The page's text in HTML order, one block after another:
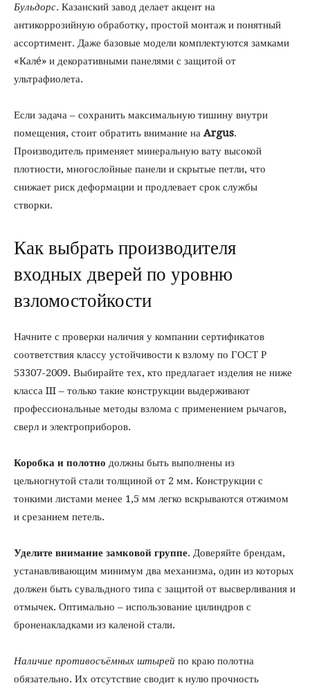
Бульдорс. Казанский завод делает акцент на
антикоррозийную обработку, простой монтаж и понятный
ассортимент. Даже базовые модели комплектуются замками
«Калé» и декоративными панелями с защитой от
ультрафиолета.
Если задача – сохранить максимальную тишину внутри
помещения, стоит обратить внимание на Argus.
Производитель применяет минеральную вату высокой
плотности, многослойные панели и скрытые петли, что
снижает риск деформации и продлевает срок службы
створки.
Как выбрать производителя
входных дверей по уровню
взломостойкости
Начните с проверки наличия у компании сертификатов
соответствия классу устойчивости к взлому по ГОСТ Р
53307-2009. Выбирайте тех, кто предлагает изделия не ниже
класса III – только такие конструкции выдерживают
профессиональные методы взлома с применением рычагов,
сверл и электроприборов.
Коробка и полотно должны быть выполнены из
цельногнутой стали толщиной от 2 мм. Конструкции с
тонкими листами менее 1,5 мм легко вскрываются отжимом
и срезанием петель.
Уделите внимание замковой группе. Доверяйте брендам,
устанавливающим минимум два механизма, один из которых
должен быть сувальдного типа с защитой от высверливания и
отмычек. Оптимально – использование цилиндров с
броненакладками из каленой стали.
Наличие противосъёмных штырей по краю полотна
обязательно. Их отсутствие сводит к нулю прочность